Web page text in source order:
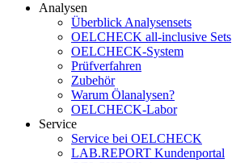
Analysen
Überblick Analysensets
OELCHECK all-inclusive Sets
OELCHECK-System
Prüfverfahren
Zubehör
Warum Ölanalysen?
OELCHECK-Labor
Service
Service bei OELCHECK
LAB.REPORT Kundenportal